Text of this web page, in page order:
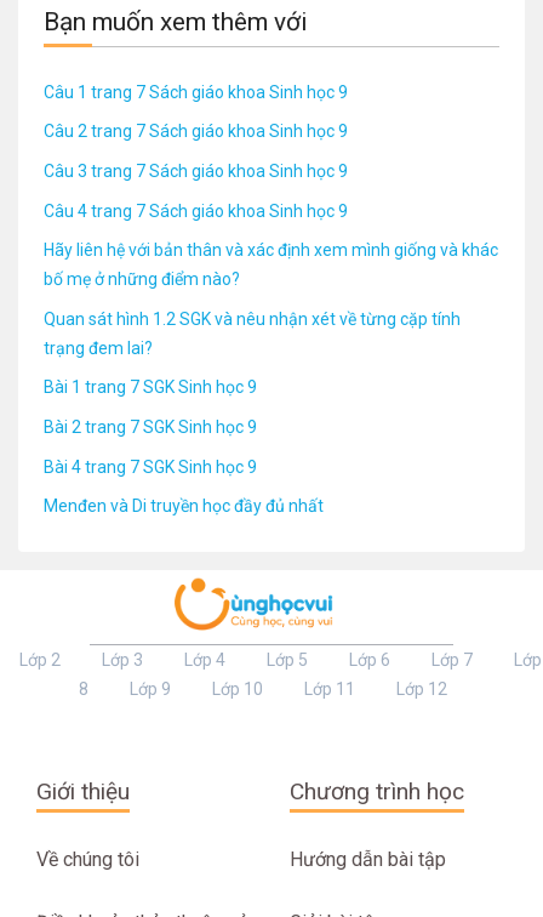
Bạn muốn xem thêm với
Câu 1 trang 7 Sách giáo khoa Sinh học 9
Câu 2 trang 7 Sách giáo khoa Sinh học 9
Câu 3 trang 7 Sách giáo khoa Sinh học 9
Câu 4 trang 7 Sách giáo khoa Sinh học 9
Hãy liên hệ với bản thân và xác định xem mình giống và khác
bố mẹ ở những điểm nào?
Quan sát hình 1.2 SGK và nêu nhận xét về từng cặp tính
trạng đem lai?
Bài 1 trang 7 SGK Sinh học 9
Bài 2 trang 7 SGK Sinh học 9
Bài 4 trang 7 SGK Sinh học 9
Menđen và Di truyền học đầy đủ nhất
Lớp 2 Lớp 3 Lớp 4 Lớp 5 Lớp 6 Lớp 7
Lớp
8
Lớp 9 Lớp 10 Lớp 11 Lớp 12
Giới thiệu
Về chúng tôi
Chương trình học
Hướng dẫn bài tập